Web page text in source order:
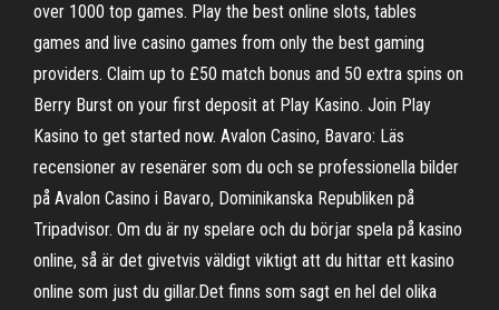
over 1000 top games. Play the best online slots, tables
games and live casino games from only the best gaming
providers. Claim up to £50 match bonus and 50 extra spins on
Berry Burst on your first deposit at Play Kasino. Join Play
Kasino to get started now. Avalon Casino, Bavaro: Läs
recensioner av resenärer som du och se professionella bilder
på Avalon Casino i Bavaro, Dominikanska Republiken på
Tripadvisor. Om du är ny spelare och du börjar spela på kasino
online, så är det givetvis väldigt viktigt att du hittar ett kasino
online som just du gillar.Det finns som sagt en hel del olika